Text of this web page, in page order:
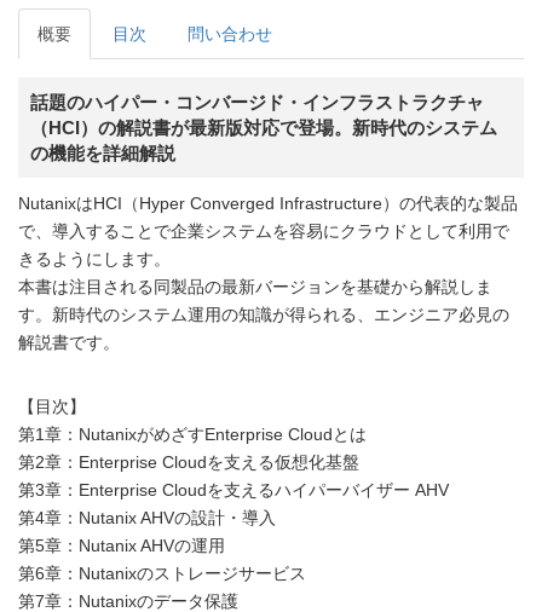
概要 目次 問い合わせ
話題のハイパー・コンバージド・インフラストラクチャ
（HCI）の解説書が最新版対応で登場。新時代のシステム
の機能を詳細解説
NutanixはHCI（Hyper Converged Infrastructure）の代表的な製品
で、導入することで企業システムを容易にクラウドとして利用で
きるようにします。
本書は注目される同製品の最新バージョンを基礎から解説しま
す。新時代のシステム運用の知識が得られる、エンジニア必見の
解説書です。
【目次】
第1章：NutanixがめざすEnterprise Cloudとは
第2章：Enterprise Cloudを支える仮想化基盤
第3章：Enterprise Cloudを支えるハイパーバイザー AHV
第4章：Nutanix AHVの設計・導入
第5章：Nutanix AHVの運用
第6章：Nutanixのストレージサービス
第7章：Nutanixのデータ保護